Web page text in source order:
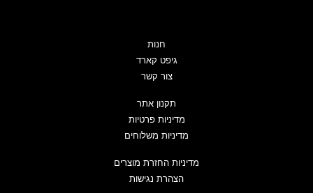
חנות
גיפט קארד
צור קשר
תקנון אתר
מדיניות פרטיות
מדיניות משלוחים
מדיניות החזרת מוצרים
הצהרת נגישות